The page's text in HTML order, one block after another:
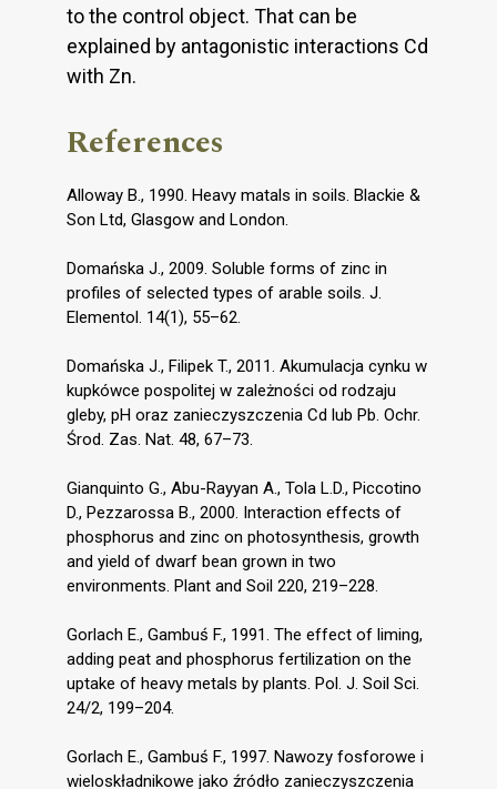
to the control object. That can be
explained by antagonistic interactions Cd
with Zn.
References
Alloway B., 1990. Heavy matals in soils. Blackie &
Son Ltd, Glasgow and London.
Domańska J., 2009. Soluble forms of zinc in
profiles of selected types of arable soils. J.
Elementol. 14(1), 55–62.
Domańska J., Filipek T., 2011. Akumulacja cynku w
kupkówce pospolitej w zależności od rodzaju
gleby, pH oraz zanieczyszczenia Cd lub Pb. Ochr.
Środ. Zas. Nat. 48, 67–73.
Gianquinto G., Abu-Rayyan A., Tola L.D., Piccotino
D., Pezzarossa B., 2000. Interaction effects of
phosphorus and zinc on photosynthesis, growth
and yield of dwarf bean grown in two
environments. Plant and Soil 220, 219–228.
Gorlach E., Gambuś F., 1991. The effect of liming,
adding peat and phosphorus fertilization on the
uptake of heavy metals by plants. Pol. J. Soil Sci.
24/2, 199–204.
Gorlach E., Gambuś F., 1997. Nawozy fosforowe i
wieloskładnikowe jako źródło zanieczyszczenia